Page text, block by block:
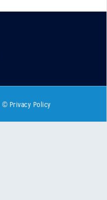
© Privacy Policy